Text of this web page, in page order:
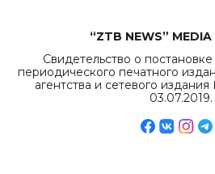
“ZTB NEWS”
Свидетельство о
периодического печатного
агентства и сетевого
03.07.2019.